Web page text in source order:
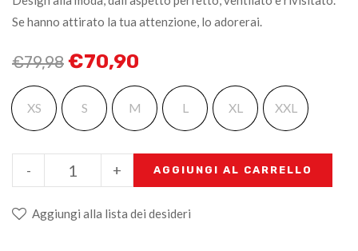
Se hanno attirato la tua attenzione, lo adorerai.
€79,98 €70,90
XS S M L XL XXL
+
- AGGIUNGI AL CARRELLO
Aggiungi alla lista dei desideri